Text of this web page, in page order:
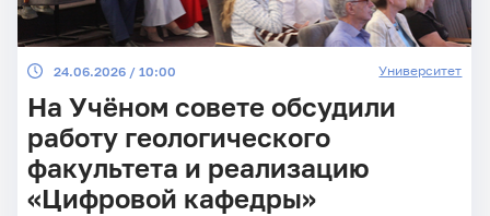
24.06.2026 / 10:00 Университет
На Учёном совете обсудили
работу геологического
факультета и реализацию
«Цифровой кафедры»